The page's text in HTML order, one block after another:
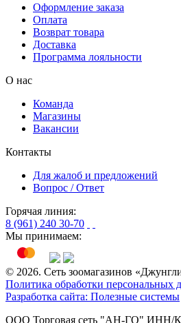
Оформление заказа
Оплата
Возврат товара
Доставка
Программа лояльности
О нас
Команда
Магазины
Вакансии
Контакты
Для жалоб и предложений
Вопрос / Ответ
Горячая линия:
8 (961) 240 30-70
Мы принимаем:
© 2026. Сеть зоомагазинов
Политика обработки персональных
Разработка сайта: Полезные системы
ООО Торговая сеть "АН-ГО" ИНН/